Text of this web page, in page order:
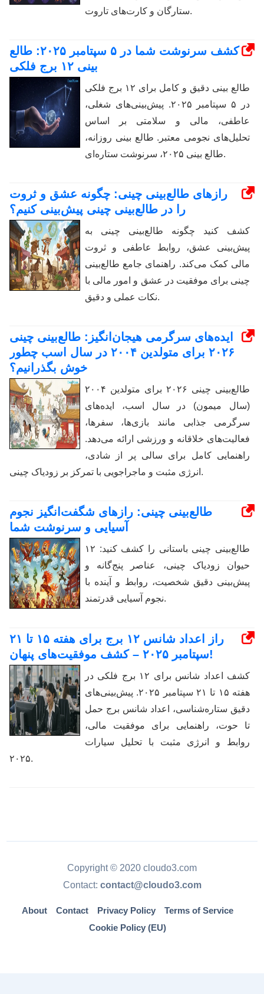
ستارگان و کارت‌های تاروت.
کشف سرنوشت شما در ۵ سپتامبر ۲۰۲۵: طالع
بینی ۱۲ برج فلکی
طالع بینی دقیق و کامل برای ۱۲ برج فلکی
در ۵ سپتامبر ۲۰۲۵. پیش‌بینی‌های شغلی،
عاطفی، مالی و سلامتی بر اساس
تحلیل‌های نجومی معتبر. طالع بینی روزانه،
طالع بینی ۲۰۲۵، سرنوشت ستاره‌ای.
رازهای طالع‌بینی چینی: چگونه عشق و ثروت
را در طالع‌بینی چینی پیش‌بینی کنیم؟
کشف کنید چگونه طالع‌بینی چینی به
پیش‌بینی عشق، روابط عاطفی و ثروت
مالی کمک می‌کند. راهنمای جامع طالع‌بینی
چینی برای موفقیت در عشق و امور مالی با
نکات عملی و دقیق.
ایده‌های سرگرمی هیجان‌انگیز: طالع‌بینی چینی
۲۰۲۶ برای متولدین ۲۰۰۴ در سال اسب چطور
خوش بگذرانیم؟
طالع‌بینی چینی ۲۰۲۶ برای متولدین ۲۰۰۴
(سال میمون) در سال اسب، ایده‌های
سرگرمی جذابی مانند بازی‌ها، سفرها،
فعالیت‌های خلاقانه و ورزشی ارائه می‌دهد.
راهنمایی کامل برای سالی پر از شادی،
انرژی مثبت و ماجراجویی با تمرکز بر زودیاک چینی.
طالع‌بینی چینی: رازهای شگفت‌انگیز نجوم
آسیایی و سرنوشت شما
طالع‌بینی چینی باستانی را کشف کنید: ۱۲
حیوان زودیاک چینی، عناصر پنج‌گانه و
پیش‌بینی دقیق شخصیت، روابط و آینده با
نجوم آسیایی قدرتمند.
راز اعداد شانس ۱۲ برج برای هفته ۱۵ تا ۲۱
سپتامبر ۲۰۲۵ – کشف موفقیت‌های پنهان!
کشف اعداد شانس برای ۱۲ برج فلکی در
هفته ۱۵ تا ۲۱ سپتامبر ۲۰۲۵. پیش‌بینی‌های
دقیق ستاره‌شناسی، اعداد شانس برج حمل
تا حوت، راهنمایی برای موفقیت مالی،
روابط و انرژی مثبت با تحلیل سیارات
۲۰۲۵.
Copyright © 2020 cloudo3.com
Contact: contact@cloudo3.com
About Contact Privacy Policy
Terms of Service
Cookie Policy (EU)